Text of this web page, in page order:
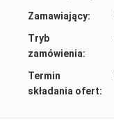
Zamawiający:
Tryb
zamówienia:
Termin
składania ofert: